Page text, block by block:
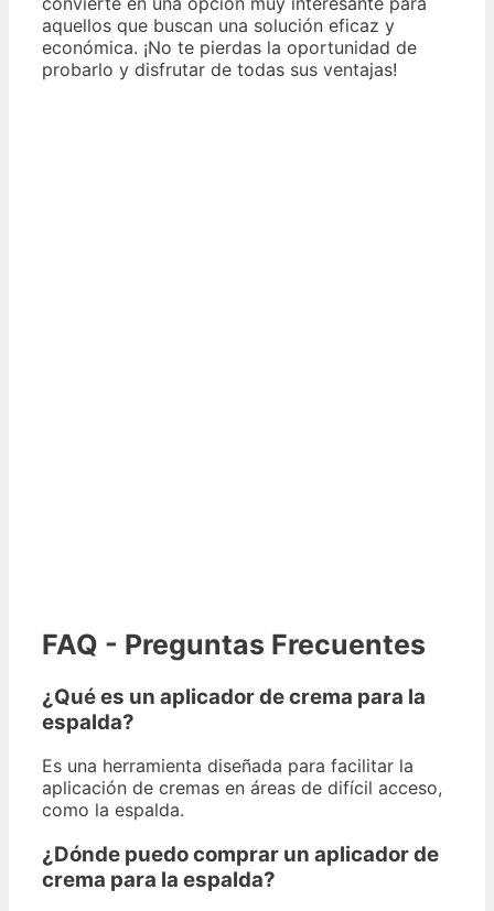
aquellos que buscan una solución eficaz y
económica. ¡No te pierdas la oportunidad de
probarlo y disfrutar de todas sus ventajas!
FAQ - Preguntas Frecuentes
¿Qué es un aplicador de crema para la
espalda?
Es una herramienta diseñada para facilitar la
aplicación de cremas en áreas de difícil acceso,
como la espalda.
¿Dónde puedo comprar un aplicador de
crema para la espalda?